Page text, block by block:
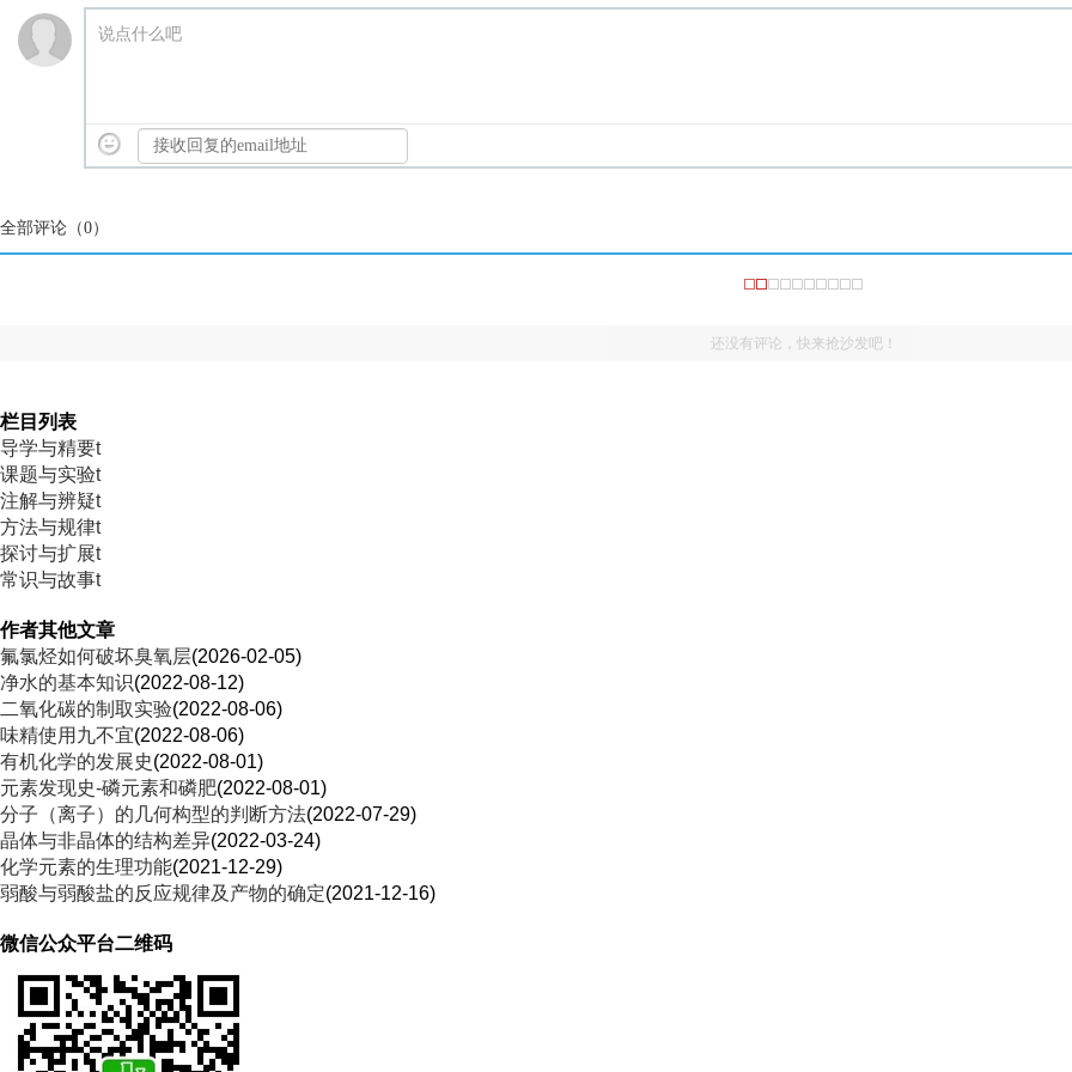
说点什么吧
全部评论（0）
还没有评论，快来抢沙发吧！
栏目列表
导学与精要t
课题与实验t
注解与辨疑t
方法与规律t
探讨与扩展t
常识与故事t
作者其他文章
氟氯烃如何破坏臭氧层(2026-02-05)
净水的基本知识(2022-08-12)
二氧化碳的制取实验(2022-08-06)
味精使用九不宜(2022-08-06)
有机化学的发展史(2022-08-01)
元素发现史-磷元素和磷肥(2022-08-01)
分子（离子）的几何构型的判断方法(2022-07-29)
晶体与非晶体的结构差异(2022-03-24)
化学元素的生理功能(2021-12-29)
弱酸与弱酸盐的反应规律及产物的确定(2021-12-16)
微信公众平台二维码